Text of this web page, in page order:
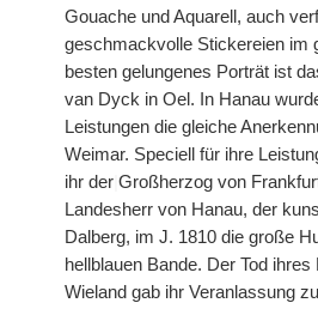
Gouache und Aquarell, auch
geschmackvolle Stickereien im
besten gelungenes Porträt ist
van Dyck in Oel. In Hanau
Leistungen die gleiche
Weimar. Speciell für ihre
ihr der Großherzog von
Landesherr von Hanau, der
Dalberg, im J. 1810 die große
hellblauen Bande. Der Tod
Wieland gab ihr Veranlassung